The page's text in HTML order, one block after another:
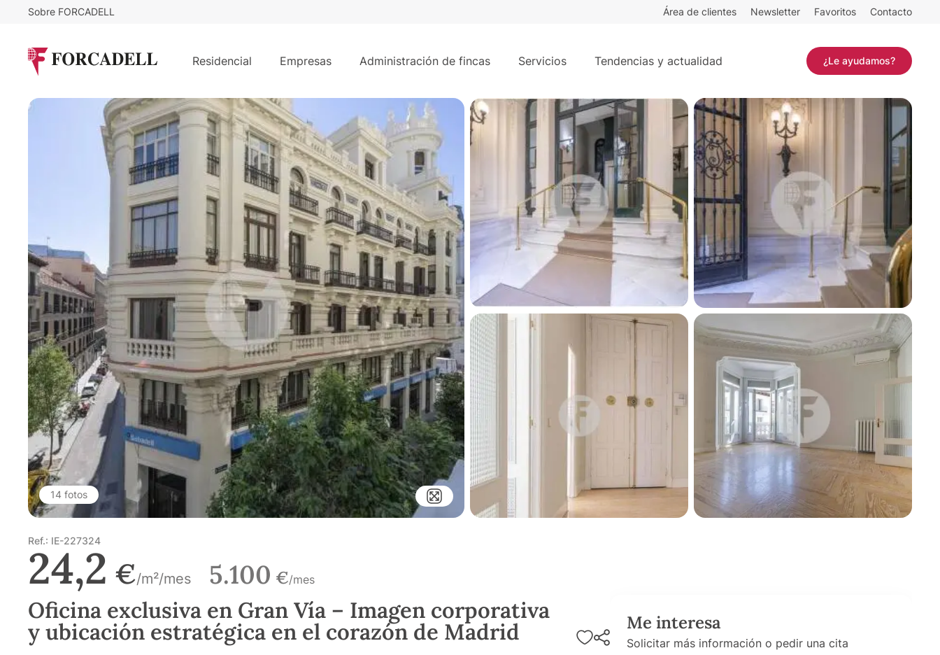
Sobre FORCADELL Área de clientes Newsletter Favoritos Contacto
Residencial Empresas Administración de fincas Servicios Tendencias y actualidad ¿Le ayudamos?
Oficina exclusiva en Gran Vía – Imagen corporativa y ubicación estratégica en el corazón de Madrid
14 fotos
Ref.: IE-227324
24,2 €/m²/mes 5.100 €/mes
Oficina exclusiva en Gran Vía – Imagen corporativa
y ubicación estratégica en el corazón de Madrid Me interesa
Solicitar más información o pedir una cita